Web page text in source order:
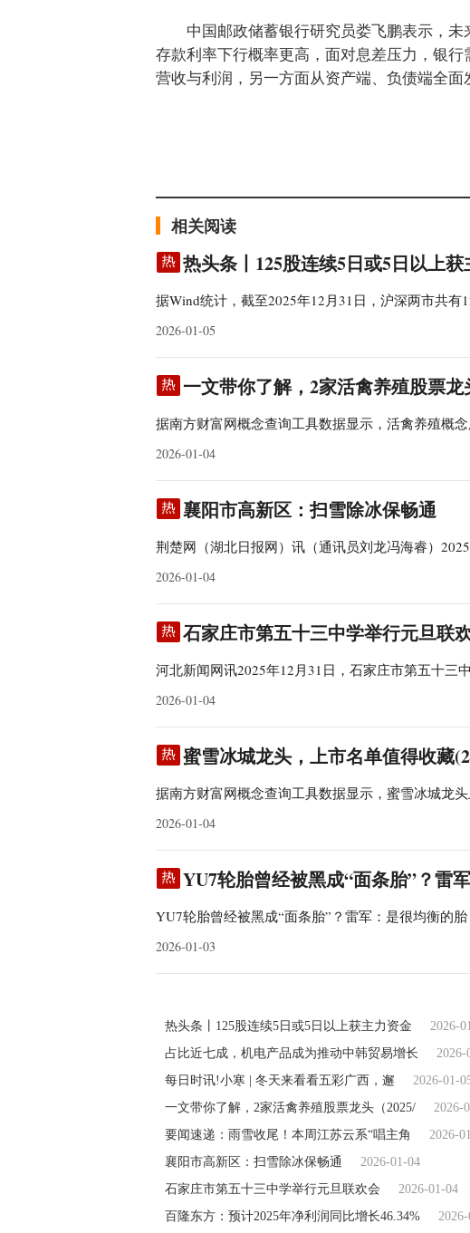
中国邮政储蓄银行研究员娄飞鹏表示，
存款利率下行概率更高，面对息差压力，银
营收与利润，另一方面从资产端、负债端全面
相关阅读
热头条丨125股连续5日或5日以上
据Wind统计，截至2025年12月31日，沪深两市共有
2026-01-05
一文带你了解，2家活禽养殖股票龙
据南方财富网概念查询工具数据显示，活禽养殖概
2026-01-04
襄阳市高新区：扫雪除冰保畅通
荆楚网（湖北日报网）讯（通讯员刘龙冯海睿）
2026-01-04
石家庄市第五十三中学举行元旦联
河北新闻网讯2025年12月31日，石家庄市第五十三
2026-01-04
蜜雪冰城龙头，上市名单值得收藏
据南方财富网概念查询工具数据显示，蜜雪冰城龙
2026-01-04
YU7轮胎曾经被黑成“面条胎”？雷
YU7轮胎曾经被黑成“面条胎”？雷军：是很均衡的
2026-01-03
热头条丨125股连续5日或5日以上获主力资金
2026-
占比近七成，机电产品成为推动中韩贸易增长
2026-
每日时讯!小寒 | 冬天来看看五彩广西，邂
2026-01-
一文带你了解，2家活禽养殖股票龙头（2025/
2026-
要闻速递：雨雪收尾！本周江苏云系“唱主角
2026-
襄阳市高新区：扫雪除冰保畅通
2026-01-04
石家庄市第五十三中学举行元旦联欢会
2026-01-04
百隆东方：预计2025年净利润同比增长46.34%